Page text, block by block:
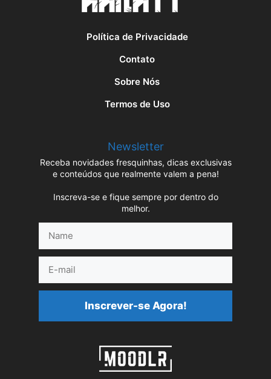
Política de Privacidade
Contato
Sobre Nós
Termos de Uso
Newsletter
Receba novidades fresquinhas, dicas exclusivas
e conteúdos que realmente valem a pena!
Inscreva-se e fique sempre por dentro do
melhor.
mail
Inscrever-se Agora!